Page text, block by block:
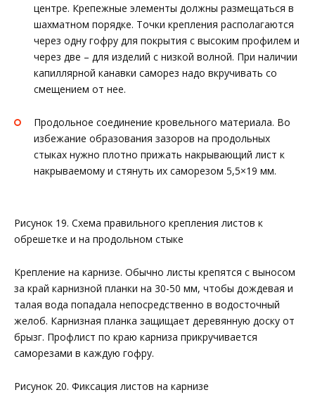
центре. Крепежные элементы должны размещаться в
шахматном порядке. Точки крепления располагаются
через одну гофру для покрытия с высоким профилем и
через две – для изделий с низкой волной. При наличии
капиллярной канавки саморез надо вкручивать со
смещением от нее.
Продольное соединение кровельного материала. Во
избежание образования зазоров на продольных
стыках нужно плотно прижать накрывающий лист к
накрываемому и стянуть их саморезом 5,5×19 мм.
Рисунок 19. Схема правильного крепления листов к
обрешетке и на продольном стыке
Крепление на карнизе. Обычно листы крепятся с выносом
за край карнизной планки на 30-50 мм, чтобы дождевая и
талая вода попадала непосредственно в водосточный
желоб. Карнизная планка защищает деревянную доску от
брызг. Профлист по краю карниза прикручивается
саморезами в каждую гофру.
Рисунок 20. Фиксация листов на карнизе